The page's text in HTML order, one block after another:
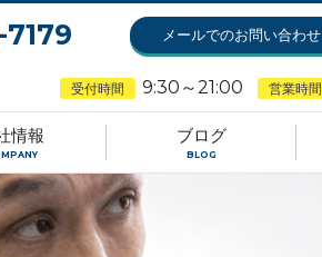
メールでのお問い合わせ
受付時間 9:30～21:00 営業時間
情報 ブログ
BLOG